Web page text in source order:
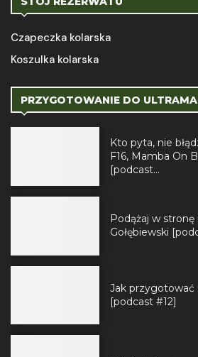
Czapeczka kolarska
Koszulka kolarska
PRZYGOTOWANIE DO
Kto pyta, nie
F16, Mamba On
[podcast...
Podążaj w
Gołębiewski
Jak przygotować
[podcast #12]